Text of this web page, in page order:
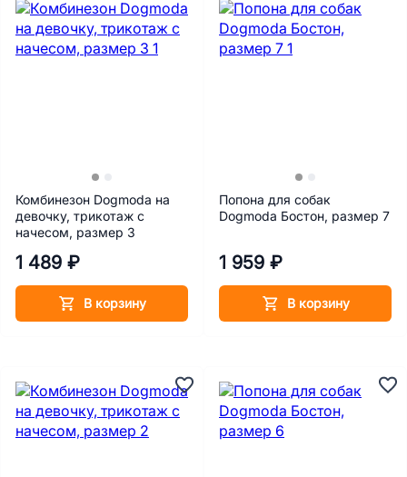
Комбинезон Dogmoda на
девочку, трикотаж с
начесом, размер 3
1 489 ₽
В корзину
Попона для собак
Dogmoda Бостон, размер 7
1 959 ₽
В корзину